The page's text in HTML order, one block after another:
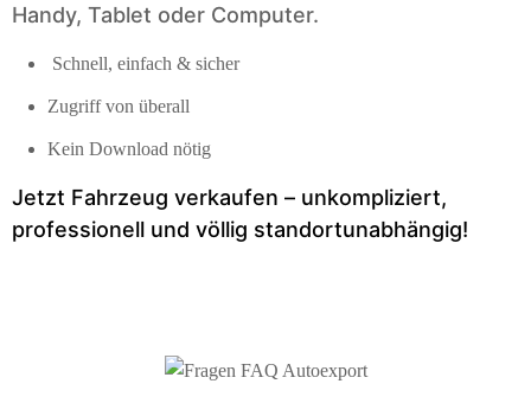
Handy, Tablet oder Computer.
Schnell, einfach & sicher
Zugriff von überall
Kein Download nötig
Jetzt Fahrzeug verkaufen – unkompliziert,
professionell und völlig standortunabhängig!